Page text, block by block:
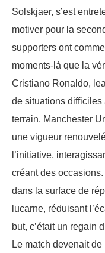
Solskjaer, s’est
motiver pour la
supporters ont
moments-là que la
Cristiano Ronaldo,
de situations difficiles
terrain. Manchester
une vigueur
l’initiative,
créant des
dans la surface de
lucarne, réduisant
but, c’était un regain
Le match devenait